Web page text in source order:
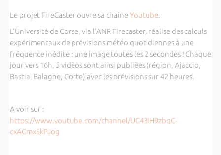
Le projet FireCaster ouvre sa chaineYoutube.
L'Université de Corse, via l'ANR Firecaster, réalise des calculs
expérimentaux de prévisions météo quotidiennes à une
fréquence inédite : une image toutes les 2 secondes ! Chaque
jour vers 16h, 5 vidéos sont ainsi publiées (région, Ajaccio,
Bastia, Balagne, Corte) avec les prévisions sur 42 heures.
A voir sur :
https://www.youtube.com/channel/UC43IH9zbqC-
cxACmx5kPJog